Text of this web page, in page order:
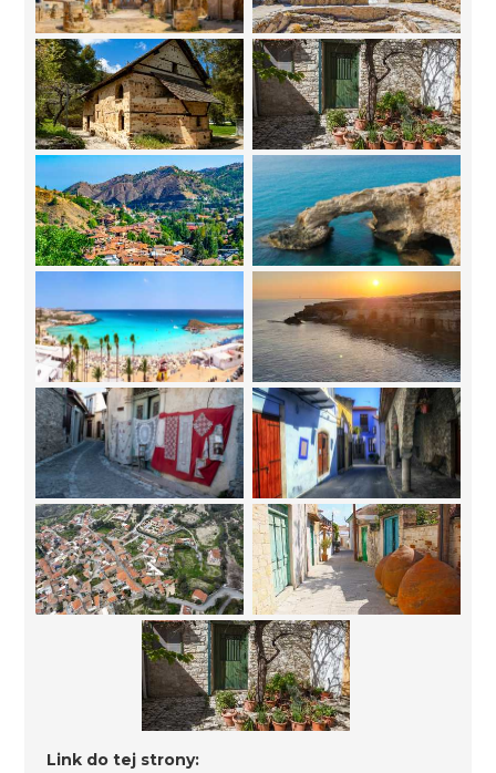
Link do tej strony: